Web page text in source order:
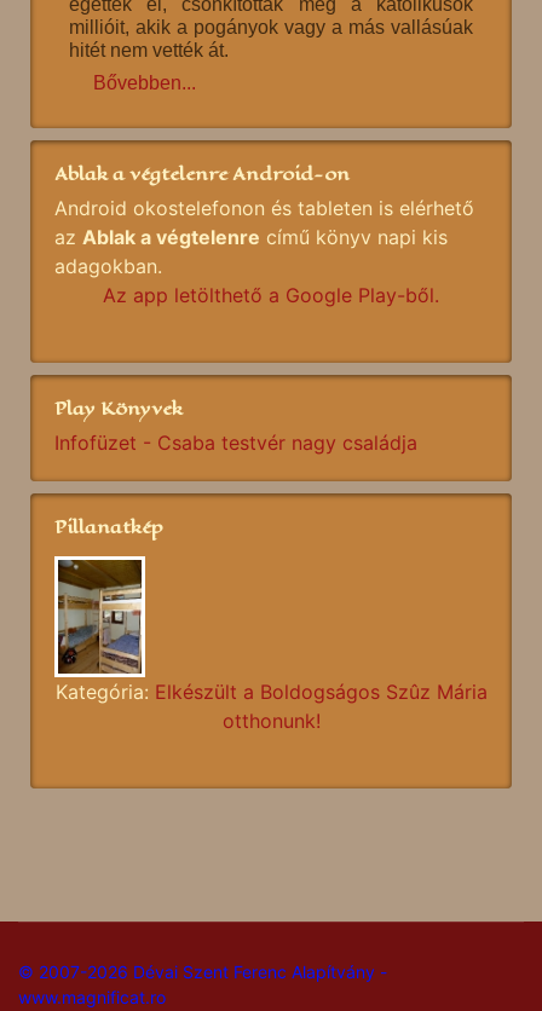
égették el, csonkították meg a katolikusok
millióit, akik a pogányok vagy a más vallásúak
hitét nem vették át.
Bővebben...
Ablak a végtelenre Android-on
Android okostelefonon és tableten is elérhető
az Ablak a végtelenre című könyv napi kis
adagokban.
Az app letölthető a Google Play-ből.
Play Könyvek
Infofüzet - Csaba testvér nagy családja
Pillanatkép
Kategória: Elkészült a Boldogságos Szûz Mária
otthonunk!
© 2007-2026 Dévai Szent Ferenc Alapítvány -
www.magnificat.ro